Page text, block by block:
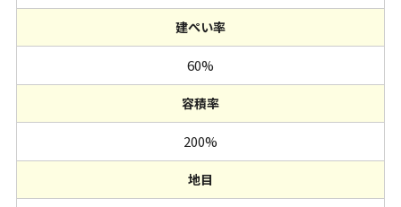
建ぺい率
60%
容積率
200%
地目